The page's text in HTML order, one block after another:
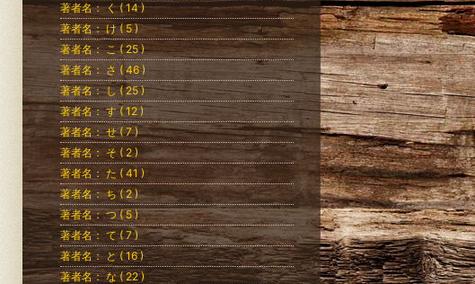
著者名： く ( 14 )
著者名： け ( 5 )
著者名： こ ( 25 )
著者名： さ ( 46 )
著者名： し ( 25 )
著者名： す ( 12 )
著者名： せ ( 7 )
著者名： そ ( 2 )
著者名： た ( 41 )
著者名： ち ( 2 )
著者名： つ ( 5 )
著者名： て ( 7 )
著者名： と ( 16 )
著者名： な ( 22 )